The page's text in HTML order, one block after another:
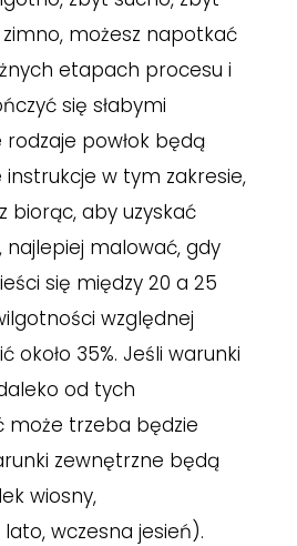
możesz napotkać
etapach procesu i
się słabymi
rodzaje powłok będą
instrukcje w tym zakresie,
biorąc, aby uzyskać
najlepiej malować, gdy
się między 20 a 25
względnej
około 35%. Jeśli warunki
od tych
może trzeba będzie
zewnętrzne będą
wiosny,
wczesna jesień).